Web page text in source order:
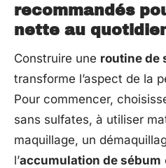
recommandés
nette au
Construire une routine de
transforme l’aspect de la
Pour commencer,
sans sulfates, à utiliser
maquillage, un
l’accumulation de sébum